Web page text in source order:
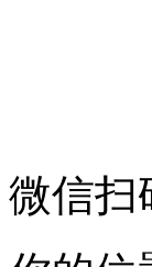
微信扫